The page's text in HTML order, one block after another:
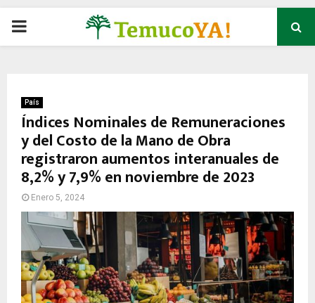
P
M
A
R
Y
M
País
Índices Nominales de Remuneraciones
y del Costo de la Mano de Obra
registraron aumentos interanuales de
8,2% y 7,9% en noviembre de 2023
Enero 5, 2024